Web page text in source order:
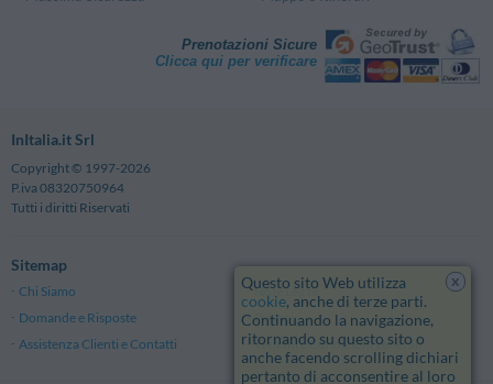
Prenotazioni Sicure
Clicca qui per verificare
InItalia.it Srl
Copyright © 1997-2026
P.iva 08320750964
Tutti i diritti Riservati
Sitemap
Chi Siamo
Note Legali
Domande e Risposte
Privacy
Assistenza Clienti e Contatti
Termini e Condizioni generali
x
Questo sito Web utilizza
cookie, anche di terze parti.
Continuando la navigazione,
ritornando su questo sito o
anche facendo scrolling dichiari
pertanto di acconsentire al loro